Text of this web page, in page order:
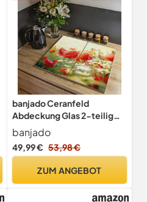
banjado Ceranfeld
Abdeckung Glas 2-teilig
60x52 cm,
Herdabdeckplatten und
Schneidebrett Küche aus
dekorativer Küchen
banjado
49,99 € 53,98 €
ZUM ANGEBOT